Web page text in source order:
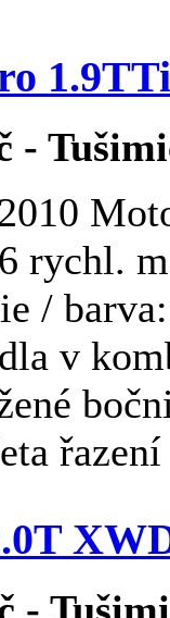
-
rychl.
/
v